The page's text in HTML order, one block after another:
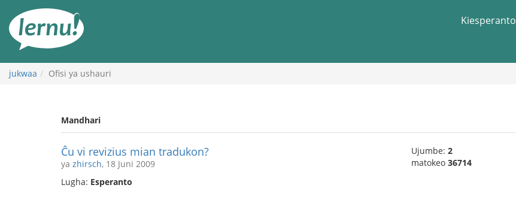
maudhui
Kiesperanto
jukwaa Ofisi ya ushauri
Mandhari
Ĉu vi revizius mian tradukon?
ya zhirsch, 18 Juni 2009
Lugha: Esperanto
Ujumbe: 2
matokeo 36714